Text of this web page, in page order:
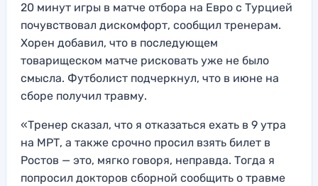
20 минут игры в матче отбора на Евро с Турцией
почувствовал дискомфорт, сообщил тренерам.
Хорен добавил, что в последующем
товарищеском матче рисковать уже не было
смысла. Футболист подчеркнул, что в июне на
сборе получил травму.
«Тренер сказал, что я отказаться ехать в 9 утра
на МРТ, а также срочно просил взять билет в
Ростов — это, мягко говоря, неправда. Тогда я
попросил докторов сборной сообщить о травме